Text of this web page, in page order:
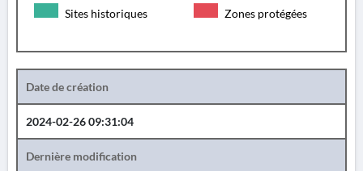
Sites historiques Zones protégées
Date de création
2024-02-26 09:31:04
Dernière modification